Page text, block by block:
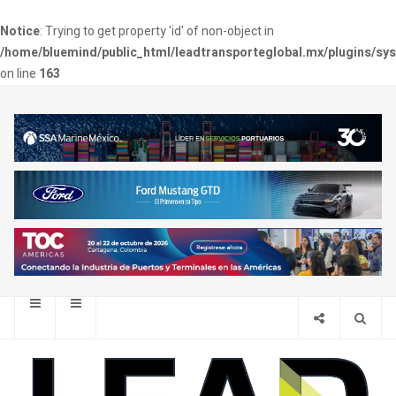
Notice: Trying to get property 'id' of non-object in
/home/bluemind/public_html/leadtransporteglobal.mx/plugins/
on line 163